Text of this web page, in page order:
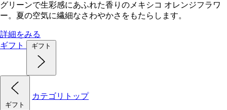
グリーンで生彩感にあふれた香りのメキシコ オレンジフラワ
ー。夏の空気に繊細なさわやかさをもたらします。
詳細をみる
ギフト
ギフト
ギフト
カテゴリトップ